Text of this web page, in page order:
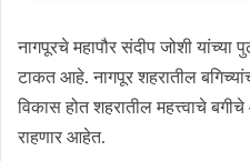
X a
नागपूरचे महापौर संदीप जोशी यांच्या
टाकत आहे. नागपूर शहरातील
विकास होत शहरातील महत्त्वाचे
राहणार आहेत.